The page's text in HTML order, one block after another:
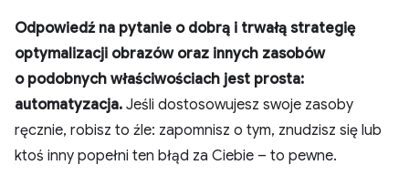
Odpowiedź na pytanie o dobrą i trwałą strategię
optymalizacji obrazów oraz innych zasobów
o podobnych właściwościach jest prosta:
automatyzacja. Jeśli dostosowujesz swoje zasoby
ręcznie, robisz to źle: zapomnisz o tym, znudzisz się lub
ktoś inny popełni ten błąd za Ciebie – to pewne.